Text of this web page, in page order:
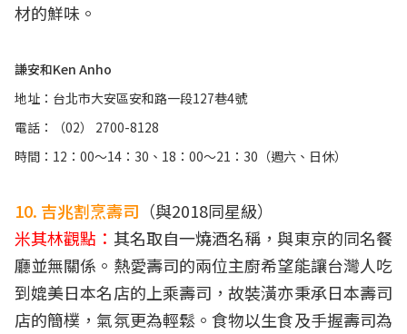
材的鮮味。
謙安和Ken Anho
地址：台北市大安區安和路一段127巷4號
電話：（02） 2700-8128
時間：12：00～14：30、18：00～21：30（週六、日休）
10. 吉兆割烹壽司 （與2018同星級）
米其林觀點： 其名取自一燒酒名稱，與東京的同名餐
廳並無關係。熱愛壽司的兩位主廚希望能讓台灣人吃
到媲美日本名店的上乘壽司，故裝潢亦秉承日本壽司
店的簡樸，氣氛更為輕鬆。食物以生食及手握壽司為